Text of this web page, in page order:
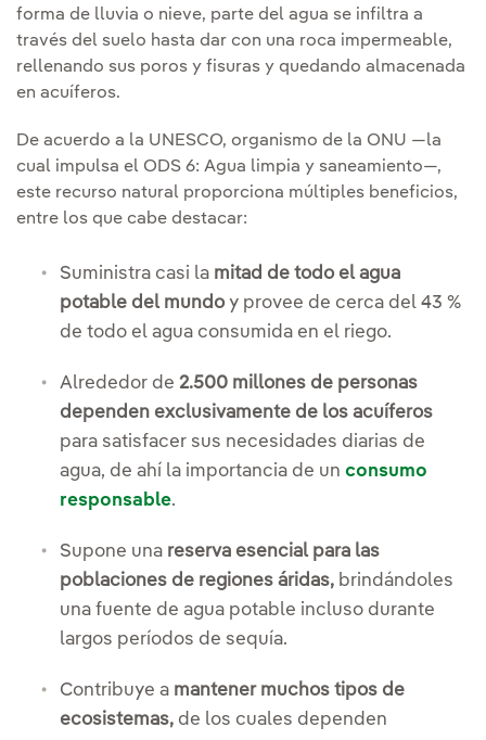
forma de lluvia o nieve, parte del agua se infiltra a
través del suelo hasta dar con una roca impermeable,
rellenando sus poros y fisuras y quedando almacenada
en acuíferos.
De acuerdo a la UNESCO, organismo de la ONU —la
cual impulsa el ODS 6: Agua limpia y saneamiento—,
este recurso natural proporciona múltiples beneficios,
entre los que cabe destacar:
Suministra casi la mitad de todo el agua
potable del mundo y provee de cerca del 43 %
de todo el agua consumida en el riego.
Alrededor de 2.500 millones de personas
dependen exclusivamente de los acuíferos
para satisfacer sus necesidades diarias de
agua, de ahí la importancia de un consumo
responsable.
Supone una reserva esencial para las
poblaciones de regiones áridas, brindándoles
una fuente de agua potable incluso durante
largos períodos de sequía.
Contribuye a mantener muchos tipos de
ecosistemas, de los cuales dependen